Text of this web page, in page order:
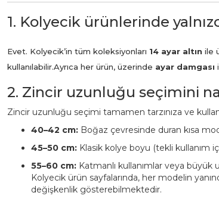
1. Kolyecik ürünlerinde
Evet. Kolyecik’in tüm koleksiyonları 14 ayar altın ile
kullanılabilir.Ayrıca her ürün, üzerinde ayar damgası
2. Zincir uzunluğu seçimini
Zincir uzunluğu seçimi tamamen tarzınıza ve
40–42 cm: Boğaz çevresinde duran kısa
45–50 cm: Klasik kolye boyu (tekli kullanım
55–60 cm: Katmanlı kullanımlar veya
Kolyecik ürün sayfalarında, her modelin
değişkenlik gösterebilmektedir.